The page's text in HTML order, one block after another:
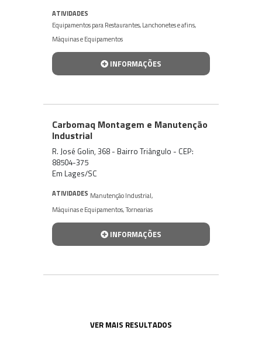
ATIVIDADES
Equipamentos para Restaurantes, Lanchonetes e afins,
Máquinas e Equipamentos
INFORMAÇÕES
Carbomaq Montagem e Manutenção
Industrial
R. José Golin, 368 - Bairro Triângulo - CEP:
88504-375
Em Lages/SC
ATIVIDADES Manutenção Industrial,
Máquinas e Equipamentos,Tornearias
INFORMAÇÕES
VER MAIS RESULTADOS